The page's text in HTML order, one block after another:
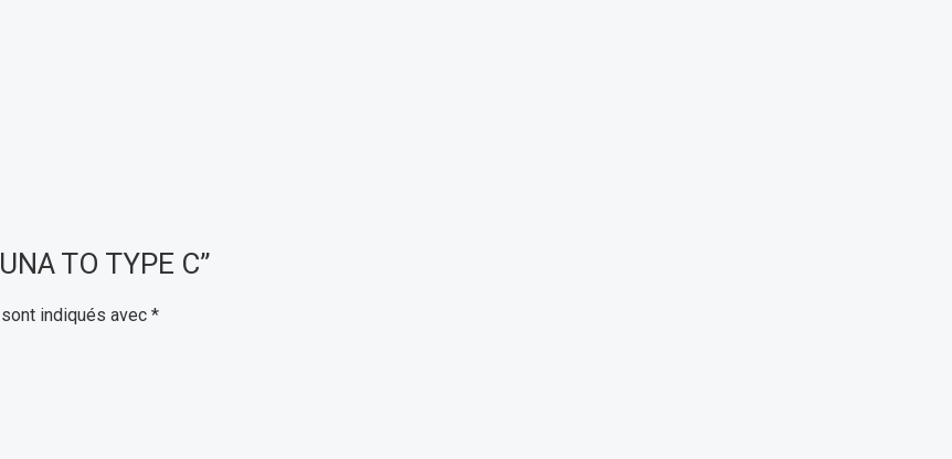
TO TYPE C”
indiqués avec *